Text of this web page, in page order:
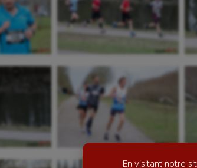
En visitant notre
Danse
Equitation
Escalade
Escrime
Fitness